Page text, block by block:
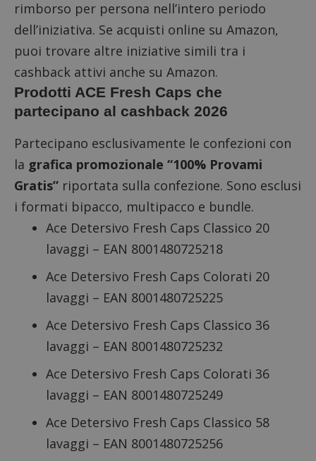
rimborso per persona nell’intero periodo
dell’iniziativa. Se acquisti online su Amazon,
puoi trovare altre iniziative simili tra i
cashback attivi anche su Amazon.
Prodotti ACE Fresh Caps che
partecipano al cashback 2026
Partecipano esclusivamente le confezioni con
la grafica promozionale “100% Provami
Gratis” riportata sulla confezione. Sono esclusi
i formati bipacco, multipacco e bundle.
Ace Detersivo Fresh Caps Classico 20
lavaggi – EAN 8001480725218
Ace Detersivo Fresh Caps Colorati 20
lavaggi – EAN 8001480725225
Ace Detersivo Fresh Caps Classico 36
lavaggi – EAN 8001480725232
Ace Detersivo Fresh Caps Colorati 36
lavaggi – EAN 8001480725249
Ace Detersivo Fresh Caps Classico 58
lavaggi – EAN 8001480725256